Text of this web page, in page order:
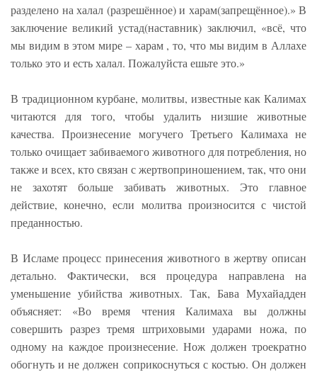
разделено на халал (разрешённое) и харам(запрещённое).» В
заключение великий устад(наставник) заключил, «всё, что
мы видим в этом мире – харам , то, что мы видим в Аллахе
только это и есть халал. Пожалуйста ешьте это.»
В традиционном курбане, молитвы, известные как Калимах
читаются для того, чтобы удалить низшие животные
качества. Произнесение могучего Третьего Калимаха не
только очищает забиваемого животного для потребления, но
также и всех, кто связан с жертвоприношением, так, что они
не захотят больше забивать животных. Это главное
действие, конечно, если молитва произносится с чистой
преданностью.
В Исламе процесс принесения животного в жертву описан
детально. Фактически, вся процедура направлена на
уменьшение убийства животных. Так, Бава Мухайадден
объясняет: «Во время чтения Калимаха вы должны
совершить разрез тремя штриховыми ударами ножа, по
одному на каждое произнесение. Нож должен троекратно
обогнуть и не должен соприкоснуться с костью. Он должен